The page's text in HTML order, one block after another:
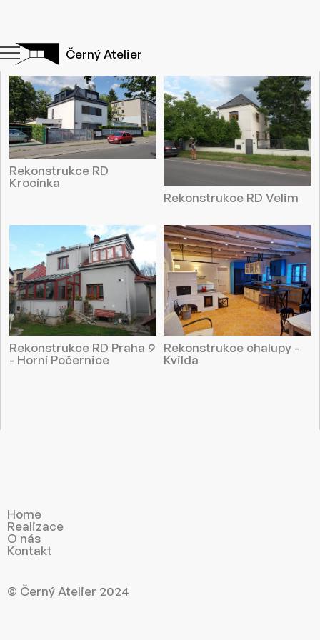
Černý Atelier
Realizace
Rekonstrukce RD
Krocínka
Rekonstrukce RD Velim
Rekonstrukce RD Praha 9
- Horní Počernice
Rekonstrukce chalupy -
Kvilda
Home
Realizace
O nás
Kontakt
© Černý Atelier 2024